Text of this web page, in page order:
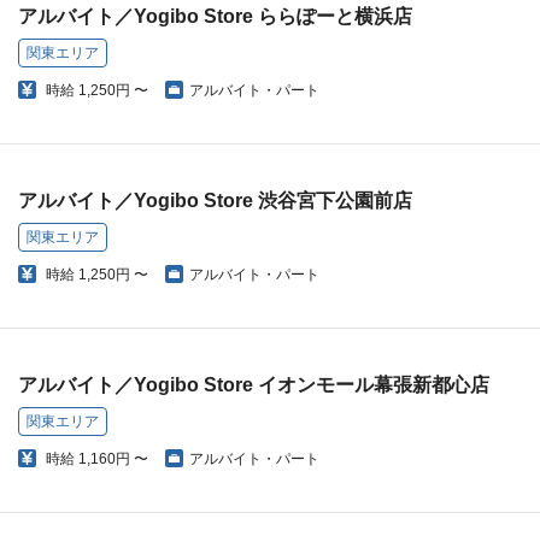
アルバイト／Yogibo Store ららぽーと横浜店
関東エリア
時給 1,250円 〜 アルバイト・パート
アルバイト／Yogibo Store 渋谷宮下公園前店
関東エリア
時給 1,250円 〜 アルバイト・パート
アルバイト／Yogibo Store イオンモール幕張新都心店
関東エリア
時給 1,160円 〜 アルバイト・パート